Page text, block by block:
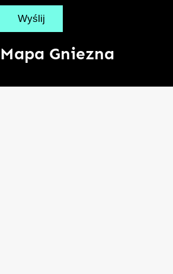
Mapa Gniezna